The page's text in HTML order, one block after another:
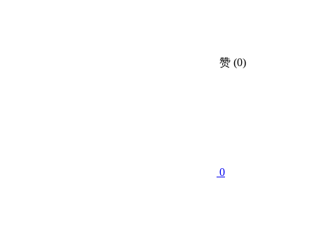
赞 (0)
0